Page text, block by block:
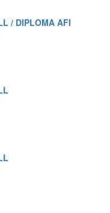
/ DIPLOMA AFI